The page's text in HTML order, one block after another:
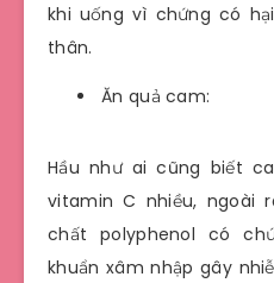
khi uống vì chứng có
thân.
Ăn quả cam:
Hầu như ai cũng biết
vitamin C nhiều, ngoài
chất polyphenol có
khuẩn xâm nhập gây